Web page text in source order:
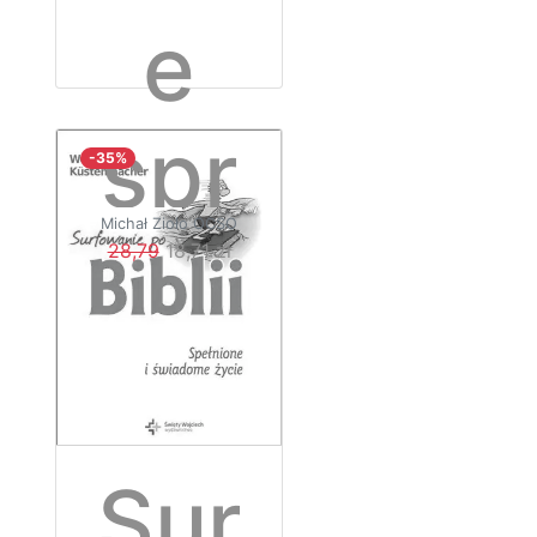
e
spr
awy
Michał Zioło OCSO
28,7918,71 zł
-35%